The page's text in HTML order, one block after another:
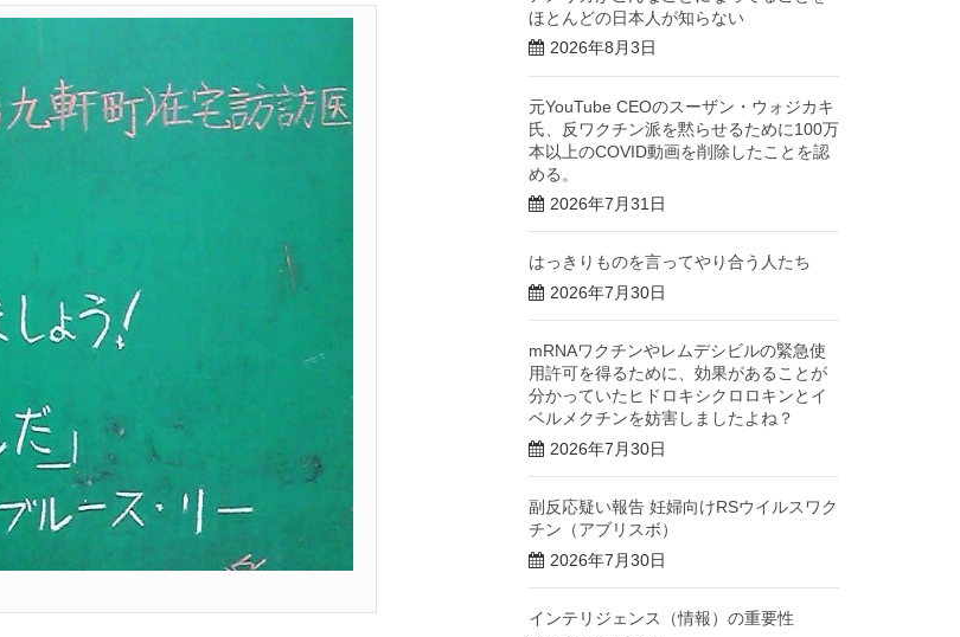
ほとんどの日本人が知らない
2026年8月3日
元YouTube CEOのスーザン・ウォジカキ
氏、反ワクチン派を黙らせるために100万
本以上のCOVID動画を削除したことを認
める。
2026年7月31日
はっきりものを言ってやり合う人たち
2026年7月30日
mRNAワクチンやレムデシビルの緊急使
用許可を得るために、効果があることが
分かっていたヒドロキシクロロキンとイ
ベルメクチンを妨害しましたよね？
2026年7月30日
副反応疑い報告 妊婦向けRSウイルスワク
チン（アブリスボ）
2026年7月30日
インテリジェンス（情報）の重要性